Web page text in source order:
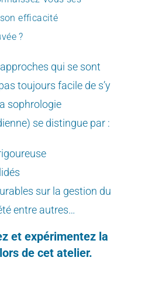
efficacité
?
qui se sont
toujours facile de s’y
sophrologie
se distingue par :
sur la gestion du
entre autres…
et expérimentez la
de cet atelier.